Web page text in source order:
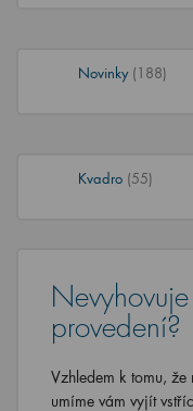
Novinky (188)
Kvadro (55)
provedení?
Vzhledem k tomu,
umíme vám vyjít